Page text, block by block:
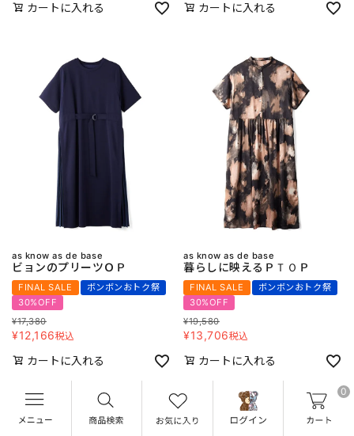
0
カートに入れる カートに入れる
as know as de base
ビョンのプリーツＯＰ
FINAL SALE
ボンボンおトク祭
30%OFF
¥17,380
¥12,166税込
カートに入れる
as know as de base
暮らしに映えるＰＴＯＰ
FINAL SALE
ボンボンおトク祭
30%OFF
¥19,580
¥13,706税込
カートに入れる